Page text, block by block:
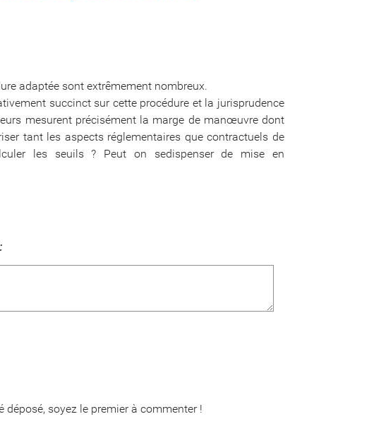
adaptée sont extrêmement nombreux.
succinct sur cette procédure et la jurisprudence
mesurent précisément la marge de manœuvre dont
tant les aspects réglementaires que contractuels de
les seuils ? Peut on sedispenser de mise en
déposé, soyez le premier à commenter !